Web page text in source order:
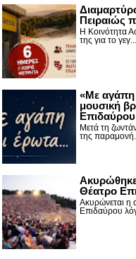
Πειραιώς
Η Κοινότητα
της για το γεγ...
«Με αγάπη
μουσική
Επιδαύρου
Μετά τη
της
Θέατρο
Ακυρώνεται η
Επιδαύρου